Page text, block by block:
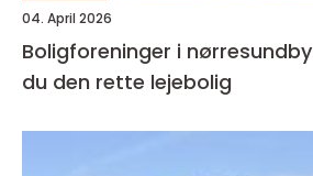
04. April 2026
Boligforeninger i nørresundby sådan finder
du den rette lejebolig